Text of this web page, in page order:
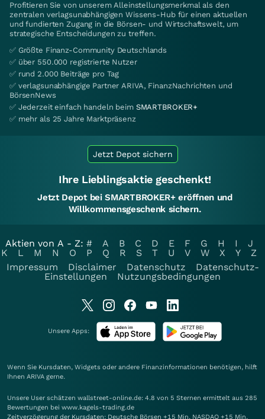
Profitieren Sie von unserem Alleinstellungsmerkmal als den
zentralen verlagsunabhängigen Wissens-Hub für einen aktuellen
und fundierten Zugang in die Börsen- und Wirtschaftswelt, um
strategische Entscheidungen zu treffen.
✅ Größte Finanz-Community Deutschlands
✅ über 550.000 registrierte Nutzer
✅ rund 2.000 Beiträge pro Tag
✅ verlagsunabhängige Partner ARIVA, FinanzNachrichten und
BörsenNews
✅ Jederzeit einfach handeln beim SMARTBROKER+
✅ mehr als 25 Jahre Marktpräsenz
Jetzt Depot sichern
Ihre Lieblingsaktie geschenkt!
Jetzt Depot bei SMARTBROKER+ eröffnen und
Willkommensgeschenk sichern.
Aktien von A - Z: # A B C D E F G H I
J
K
L M N O P Q R S T U V W X Y
Z
Impressum
Disclaimer Datenschutz
Datenschutz-
Einstellungen
Nutzungsbedingungen
Unsere Apps:
Wenn Sie Kursdaten, Widgets oder andere Finanzinformationen benötigen, hilft
Ihnen ARIVA gerne.
Unsere User schätzen wallstreet-online.de: 4.8 von 5 Sternen ermittelt aus 285
Bewertungen bei www.kagels-trading.de
Zeitverzögerung der Kursdaten: Deutsche Börsen +15 Min. NASDAQ +15 Min.